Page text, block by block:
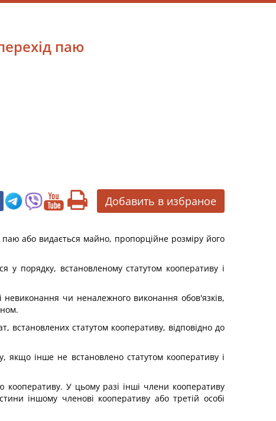
паю
Добавить в избраное
або видається майно, пропорційне розміру його
порядку, встановленому статутом кооперативу і
чи неналежного виконання обов'язків,
статутом кооперативу, відповідно до
інше не встановлено статутом кооперативу і
У цьому разі інші члени кооперативу
іншому членові кооперативу або третій особі